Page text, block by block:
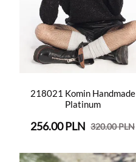
218021 Komin Handmade
Platinum
256.00 PLN 320.00 PLN